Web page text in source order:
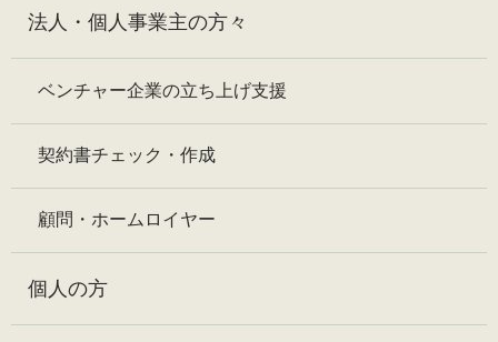
法人・個人事業主の方々
ベンチャー企業の立ち上げ支援
契約書チェック・作成
顧問・ホームロイヤー
個人の方